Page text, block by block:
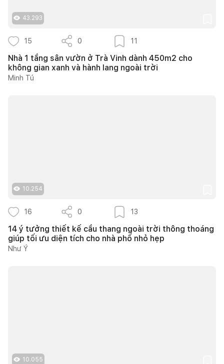
43.293
15 0 11
Nhà 1 tầng sân vườn ở Trà Vinh dành 450m2 cho
không gian xanh và hành lang ngoài trời
Minh Tú
10.254
16 0 13
14 ý tưởng thiết kế cầu thang ngoài trời thông thoáng
giúp tối ưu diện tích cho nhà phố nhỏ hẹp
Như Ý
10.055